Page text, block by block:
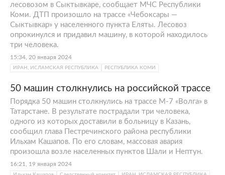
лесовозом в Сыктывкаре, сообщает МЧС Республики
Коми. ДТП произошло на трассе «Чебоксары —
Сыктывкар» у населенного пункта Еляты. Лесовоз
опрокинулся и придавил машину, в которой находилось
три человека.
15:34, 20 января 2024
ИРАН, ИСЛАМСКАЯ РЕСПУБЛИКА РЕСПУБЛИКА КОМИ
50 машин столкнулись на российской трассе
Порядка 50 машин столкнулись на трассе М-7 «Волга» в
Татарстане. В результате пострадали три человека,
одного из которых доставили в больницу в Казань,
сообщил глава Пестречинского района республики
Ильхам Кашапов. По его словам, массовая авария
произошла возле населенных пунктов Шали и Нептун.
16:21, 19 января 2024